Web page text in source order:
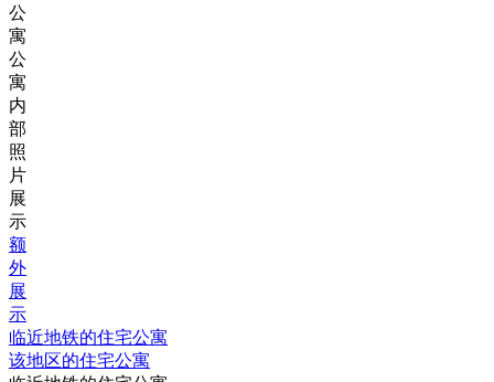
公
寓
公
寓
内
部
照
片
展
示
额
外
展
示
临近地铁的住宅公寓
该地区的住宅公寓